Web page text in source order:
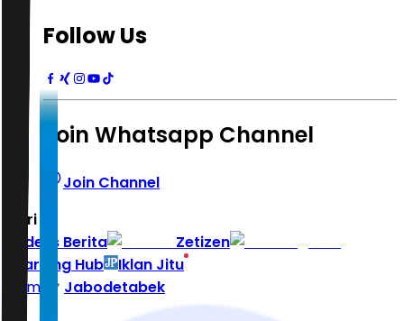
Follow Us
Join Whatsapp Channel
Join Channel
Hari ini
Indeks Berita
Zetizen
Learning Hub
Iklan Jitu
Home
Jabodetabek